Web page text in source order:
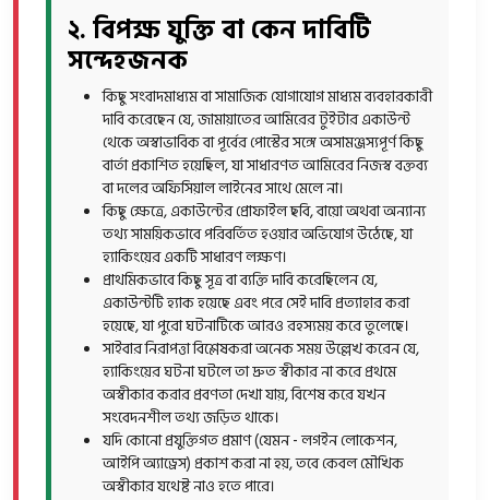
২. বিপক্ষ যুক্তি বা কেন দাবিটি
সন্দেহজনক
কিছু সংবাদমাধ্যম বা সামাজিক যোগাযোগ মাধ্যম ব্যবহারকারী
দাবি করেছেন যে, জামায়াতের আমিরের টুইটার একাউন্ট
থেকে অস্বাভাবিক বা পূর্বের পোস্টের সঙ্গে অসামঞ্জস্যপূর্ণ কিছু
বার্তা প্রকাশিত হয়েছিল, যা সাধারণত আমিরের নিজস্ব বক্তব্য
বা দলের অফিসিয়াল লাইনের সাথে মেলে না।
কিছু ক্ষেত্রে, একাউন্টের প্রোফাইল ছবি, বায়ো অথবা অন্যান্য
তথ্য সাময়িকভাবে পরিবর্তিত হওয়ার অভিযোগ উঠেছে, যা
হ্যাকিংয়ের একটি সাধারণ লক্ষণ।
প্রাথমিকভাবে কিছু সূত্র বা ব্যক্তি দাবি করেছিলেন যে,
একাউন্টটি হ্যাক হয়েছে এবং পরে সেই দাবি প্রত্যাহার করা
হয়েছে, যা পুরো ঘটনাটিকে আরও রহস্যময় করে তুলেছে।
সাইবার নিরাপত্তা বিশ্লেষকরা অনেক সময় উল্লেখ করেন যে,
হ্যাকিংয়ের ঘটনা ঘটলে তা দ্রুত স্বীকার না করে প্রথমে
অস্বীকার করার প্রবণতা দেখা যায়, বিশেষ করে যখন
সংবেদনশীল তথ্য জড়িত থাকে।
যদি কোনো প্রযুক্তিগত প্রমাণ (যেমন - লগইন লোকেশন,
আইপি অ্যাড্রেস) প্রকাশ করা না হয়, তবে কেবল মৌখিক
অস্বীকার যথেষ্ট নাও হতে পারে।